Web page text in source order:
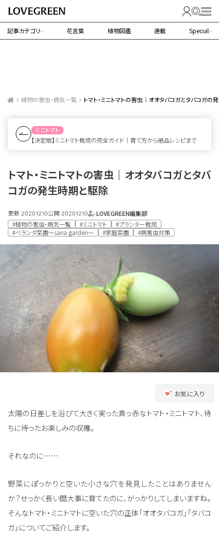
記事カテゴリ 花言葉 植物図鑑 連載 Special
植物の害虫・病気一覧 トマト・ミニトマトの害虫｜オオタバコガとタバコガの
ミニトマト
【決定版】ミニトマト栽培の完全ガイド｜育て方から絶品レシピまで
トマト・ミニトマトの害虫｜オオタバコガとタバ
コガの発生時期と駆除
更新 2020.12.10公開 2020.12.10
LOVEGREEN編集部
#植物の害虫・病気一覧
#ミニトマト
#プランター栽培
#ベランダ菜園～sana garden～
#家庭菜園 #病害虫対策
お気に入り
太陽の日差しを浴びて大きく実った真っ赤なトマト・ミニトマト、待
ちに待ったお楽しみの収穫。
それなのに……
野菜にぽっかりと空いた小さな穴を発見したことはありません
か？せっかく長い間大事に育てたのに、がっかりしてしまいますね。
そんなトマト・ミニトマトに空いた穴の正体「オオタバコガ」「タバコ
ガ」についてご紹介します。